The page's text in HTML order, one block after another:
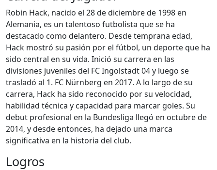
Robin Hack, nacido el 28 de diciembre de 1998 en
Alemania, es un talentoso futbolista que se ha
destacado como delantero. Desde temprana edad,
Hack mostró su pasión por el fútbol, un deporte que ha
sido central en su vida. Inició su carrera en las
divisiones juveniles del FC Ingolstadt 04 y luego se
trasladó al 1. FC Nürnberg en 2017. A lo largo de su
carrera, Hack ha sido reconocido por su velocidad,
habilidad técnica y capacidad para marcar goles. Su
debut profesional en la Bundesliga llegó en octubre de
2014, y desde entonces, ha dejado una marca
significativa en la historia del club.
Logros